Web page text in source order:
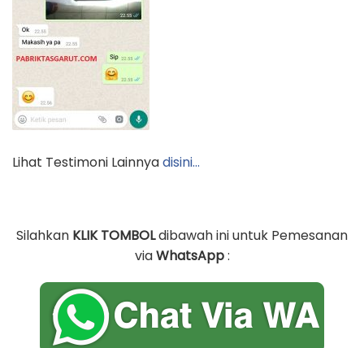
Lihat Testimoni Lainnyadisini…
Silahkan KLIK TOMBOLdibawah ini untuk Pemesanan
viaWhatsApp: